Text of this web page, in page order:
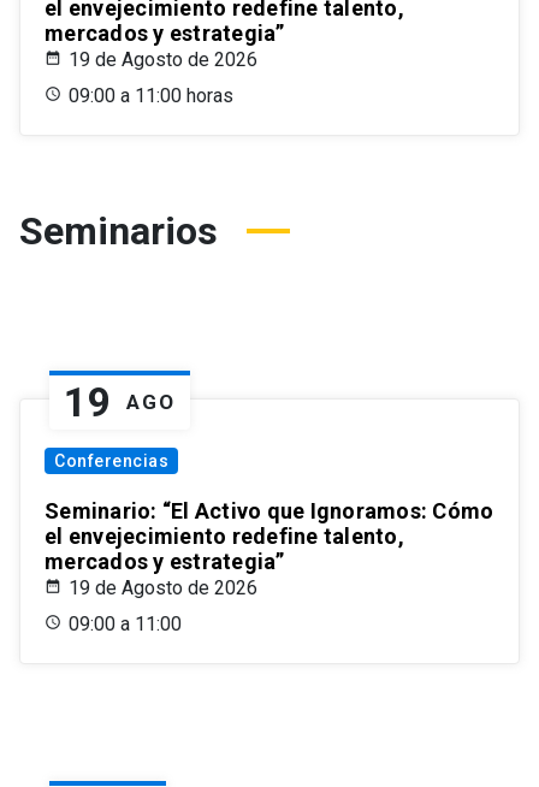
el envejecimiento redefine talento,
mercados y estrategia”
19 de Agosto de 2026
09:00 a 11:00 horas
Seminarios
19 AGO
Conferencias
Seminario: “El Activo que Ignoramos: Cómo
el envejecimiento redefine talento,
mercados y estrategia”
19 de Agosto de 2026
09:00 a 11:00